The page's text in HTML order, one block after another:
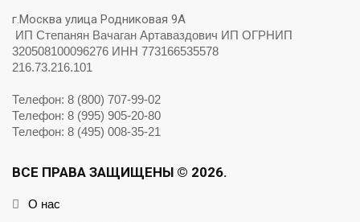
г.Москва улица Родниковая 9А
ИП Степанян Вачаган Артаваздович ИП ОГРНИП
320508100096276 ИНН 773166535578
216.73.216.101
Телефон: 8 (800) 707-99-02
Телефон: 8 (995) 905-20-80
Телефон: 8 (495) 008-35-21
ВСЕ ПРАВА ЗАЩИЩЕНЫ © 2026.
О нас